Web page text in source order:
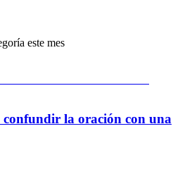
este mes
la oración con una